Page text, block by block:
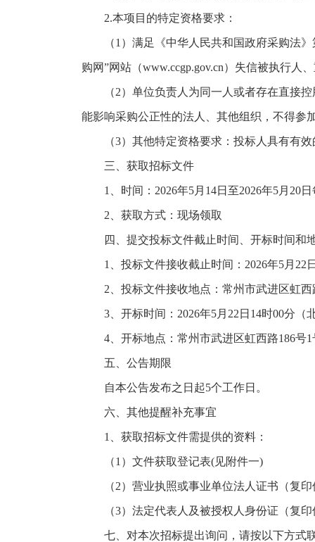
2.本项目的特定资格要求：
（1）满足《中华人民共和国政府采购法
购网”网站（www.ccgp.gov.cn）失信被执行
（2）单位负责人为同一人或者存在直接
能影响采购公正性的法人、其他组织，不得参
（3）其他特定资格要求：投标人具有有
三、获取招标文件
1、时间：2026年5月14日至2026年5月20
2、获取方式：现场领取
四、提交投标文件截止时间、开标时间和
1、投标文件接收截止时间：2026年5月22
2、投标文件接收地点：常州市武进区虹
3、开标时间：2026年5月22日14时00分（
4、开标地点：常州市武进区虹西路186号
五、公告期限
自本公告发布之日起5个工作日。
六、其他提醒补充事宜
1、获取招标文件需提供的资料：
（1）文件获取登记表(见附件一)
（2）营业执照或事业单位法人证书（复
（3）法定代表人及被授权人身份证（复
七、对本次招标提出询问，请按以下方式